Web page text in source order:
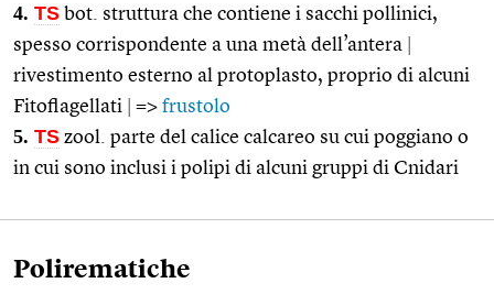
4. TS bot. struttura che contiene i sacchi pollinici,
spesso corrispondente a una metà dell’antera
rivestimento esterno al protoplasto, proprio di alcuni
Fitoflagellati
=> frustolo
5. TS zool. parte del calice calcareo su cui poggiano o
in cui sono inclusi i polipi di alcuni gruppi di Cnidari
Polirematiche